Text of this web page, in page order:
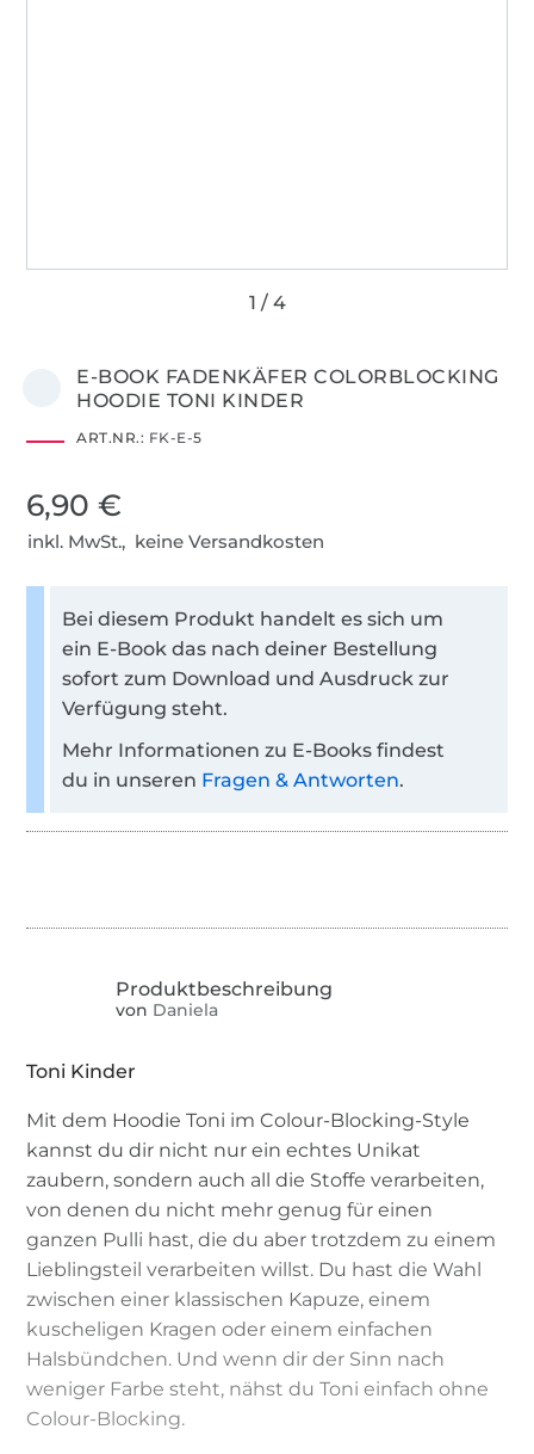
E-BOOK FADENKÄFER COLORBLOCKING
HOODIE TONI KINDER
ART.NR.: FK-E-5
6,90 €
inkl. MwSt., keine Versandkosten
Bei diesem Produkt handelt es sich um
ein E-Book das nach deiner Bestellung
sofort zum Download und Ausdruck zur
Verfügung steht.
Mehr Informationen zu E-Books findest
du in unseren Fragen & Antworten.
von Daniela
Toni Kinder
Mit dem Hoodie Toni im Colour-Blocking-Style
kannst du dir nicht nur ein echtes Unikat
zaubern, sondern auch all die Stoffe verarbeiten,
von denen du nicht mehr genug für einen
ganzen Pulli hast, die du aber trotzdem zu einem
Lieblingsteil verarbeiten willst. Du hast die Wahl
zwischen einer klassischen Kapuze, einem
kuscheligen Kragen oder einem einfachen
Halsbündchen. Und wenn dir der Sinn nach
weniger Farbe steht, nähst du Toni einfach ohne
Colour-Blocking.